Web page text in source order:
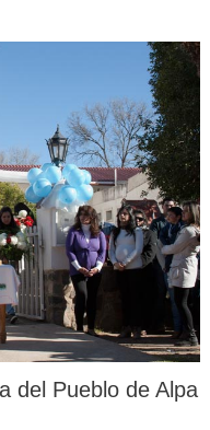
del Pueblo de Alpa